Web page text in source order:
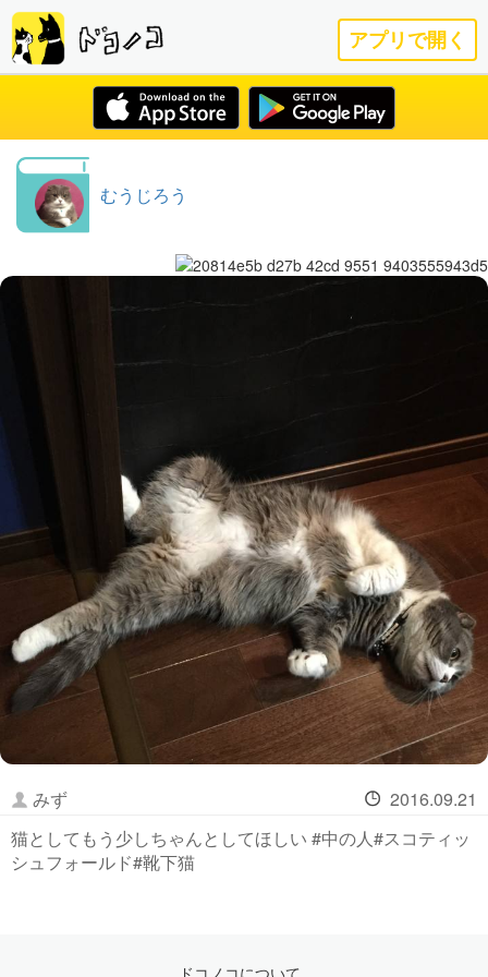
アプリで開く
むうじろう
みず
2016.09.21
猫としてもう少しちゃんとしてほしい #中の人#スコティッ
シュフォールド#靴下猫